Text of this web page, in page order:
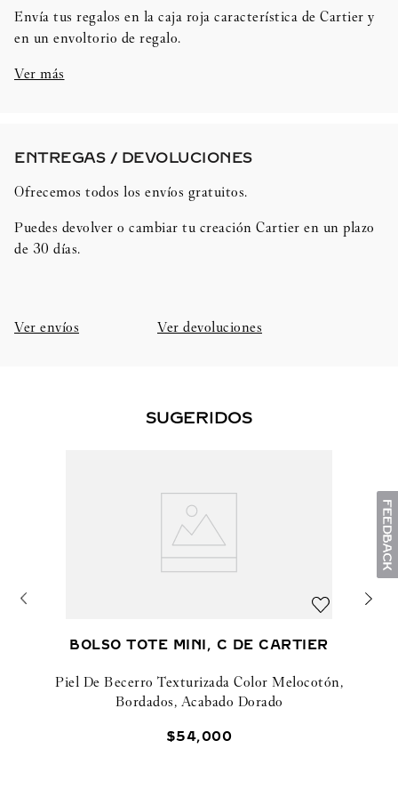
Envía tus regalos en la caja roja característica de Cartier y
en un envoltorio de regalo.
Ver más
ENTREGAS / DEVOLUCIONES​
Ofrecemos todos los envíos gratuitos.
Puedes devolver o cambiar tu creación Cartier en un plazo
de 30 días.​
Ver envíos Ver devoluciones
SUGERIDOS
BOLSO TOTE MINI, C DE CARTIER
Piel De Becerro Texturizada Color Melocotón,
Bordados, Acabado Dorado
$54,000